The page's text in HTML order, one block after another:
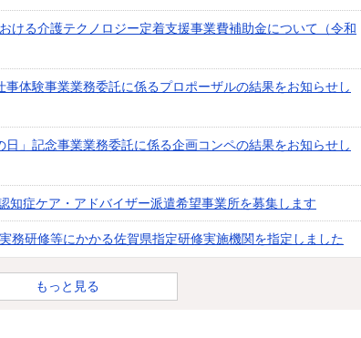
ける介護テクノロジー定着支援事業費補助金について（令和
事体験事業業務委託に係るプロポーザルの結果をお知らせし
日」記念事業業務委託に係る企画コンペの結果をお知らせし
知症ケア・アドバイザー派遣希望事業所を募集します
務研修等にかかる佐賀県指定研修実施機関を指定しました
もっと見る